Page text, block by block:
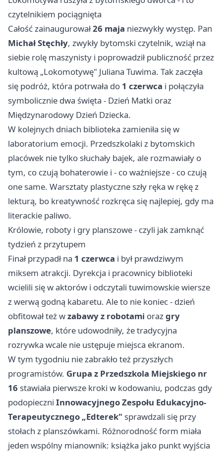
czytelnikiem pociągnięta
Całość zainaugurował26 maja niezwykły występ. Pan
Michał Stęchły, zwykły bytomski czytelnik, wziął na
siebie rolę maszynisty i poprowadził publiczność przez
kultową „Lokomotywę" Juliana Tuwima. Tak zaczęła
się podróż, która potrwała do 1 czerwca i połączyła
symbolicznie dwa święta - Dzień Matki oraz
Międzynarodowy Dzień Dziecka.
W kolejnych dniach biblioteka zamieniła się w
laboratorium emocji. Przedszkolaki z bytomskich
placówek nie tylko słuchały bajek, ale rozmawiały o
tym, co czują bohaterowie i - co ważniejsze - co czują
one same. Warsztaty plastyczne szły ręka w rękę z
lekturą, bo kreatywność rozkręca się najlepiej, gdy ma
literackie paliwo.
Królowie, roboty i gry planszowe - czyli jak zamknąć
tydzień z przytupem
Finał przypadł na 1 czerwca i był prawdziwym
miksem atrakcji. Dyrekcja i pracownicy biblioteki
wcielili się w aktorów i odczytali tuwimowskie wiersze
z werwą godną kabaretu. Ale to nie koniec - dzień
obfitował też wzabawy z robotami orazgry
planszowe, które udowodniły, że tradycyjna
rozrywka wcale nie ustępuje miejsca ekranom.
W tym tygodniu nie zabrakło też przyszłych
programistów. Grupa z Przedszkola Miejskiego nr
16 stawiała pierwsze kroki w kodowaniu, podczas gdy
podopieczni Innowacyjnego Zespołu Edukacyjno-
Terapeutycznego „Edterek" sprawdzali się przy
stołach z planszówkami. Różnorodność form miała
jeden wspólny mianownik: książka jako punkt wyjścia